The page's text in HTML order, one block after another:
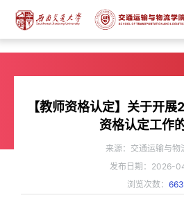
【教师资格认定】关于开
资格认定工作
来源：交通运输与物
发布日期：2026-
浏览次数： 663